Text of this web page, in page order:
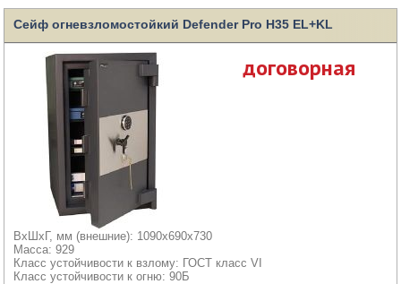
Сейф огневзломостойкий Defender Pro H35 EL+KL
договорная
ВхШхГ, мм (внешние): 1090x690x730
Масса: 929
Класс устойчивости к взлому: ГОСТ класс VI
Класс устойчивости к огню: 90Б